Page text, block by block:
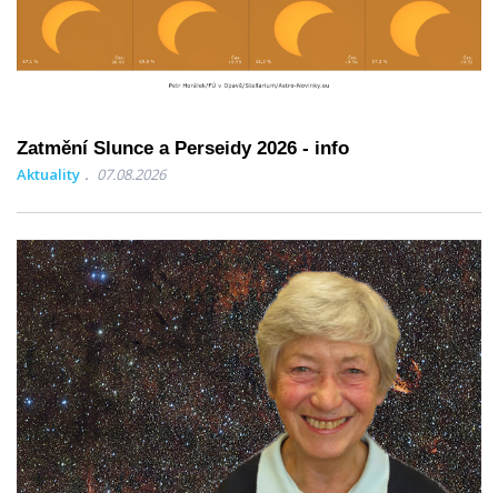
Zatmění Slunce a Perseidy 2026 - info
Aktuality 07.08.2026